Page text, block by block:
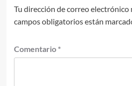
Tu dirección de correo electrónico
campos obligatorios están
Comentario *